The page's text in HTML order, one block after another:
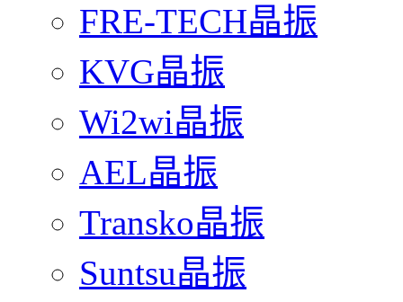
FRE-TECH晶振
KVG晶振
Wi2wi晶振
AEL晶振
Transko晶振
Suntsu晶振